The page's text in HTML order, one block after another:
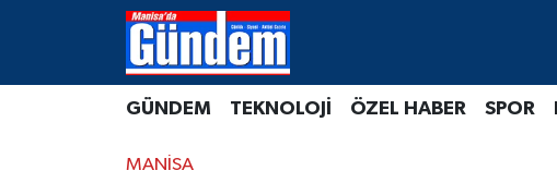
GÜNDEM TEKNOLOJİ ÖZEL HABER SPOR
MANİSA
Manisa Hava Durumu